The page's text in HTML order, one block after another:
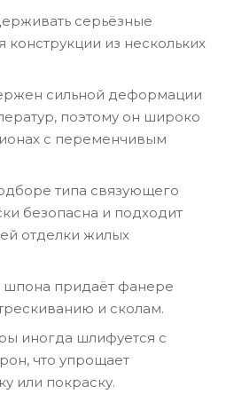
серьёзные
конструкции из нескольких
сильной деформации
поэтому он широко
с переменчивым
типа связующего
безопасна и подходит
отделки жилых
шпона придаёт фанере
и сколам.
иногда шлифуется с
что упрощает
или покраску.